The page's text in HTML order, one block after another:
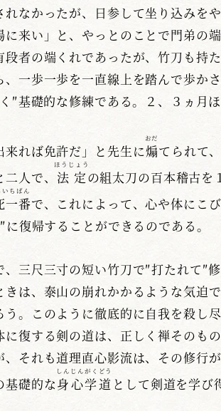
れなかったが、日参して坐り込みを
に来い」と、やっとのことで門弟の
者の端くれであったが、竹刀も持
一歩一歩を一直線上を踏んで歩か
″基礎的な修練である。２、３ヵ月
れば免許だ」と先生に煽
おだ
てられて
人で、 法定
ほうじょう
の組太刀の百本稽古を
一番
いちばん
で、これによって、心や体にこ
復帰することができるのである。
三尺三寸の短い竹刀で″打たれて″
きは、泰山の崩れかかるような気迫
う。このように徹底的に自我を殺し
に復する剣の道は、正しく禅そのも
それも道理直心影流は、その修行
基礎的な身心学道
しんじんがくどう
として剣道を学び